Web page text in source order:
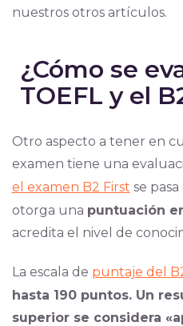
nuestros otros artículos.
¿Cómo se
TOEFL y el
Otro aspecto a tener en
examen tiene una
el examen B2 First se
otorga una puntuación
acredita el nivel de
La escala de puntaje del
hasta 190 puntos. Un
superior se considera